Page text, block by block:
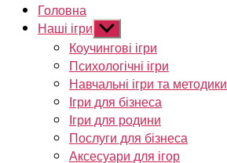
Головна
Наші ігри Показати
підменю
Коучингові ігри
Психологічні ігри
Навчальні ігри та методики
Ігри для бізнеса
Ігри для родини
Послуги для бізнеса
Аксесуари для ігор